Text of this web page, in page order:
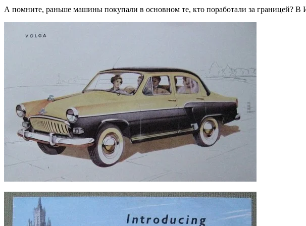
А помните, раньше машины покупали в основном те, кто поработали за границей?